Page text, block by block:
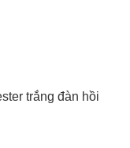
trắng đàn hồi